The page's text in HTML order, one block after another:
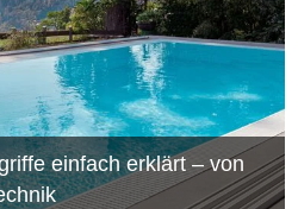
einfach erklärt – von